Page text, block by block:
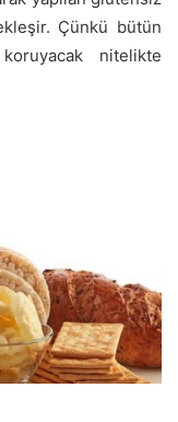
Çünkü bütün
nitelikte